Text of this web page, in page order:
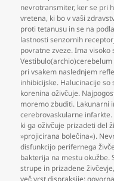
nevrotransmiter, ker se pri
vretena, ki bo v vaši
proti tetanusu in se na
lastnosti senzornih
povratne zveze. Ima
pri vsakem naslednjem
inhibicijske. Halucinacije
korenina oživčuje.
moremo zbuditi. Lakunarni
cerebrovaskularne
ki ga oživčuje prizadeti del
»projicirana bolečina«).
disfunkcijo perifernega
bakterija na mestu okužbe.
strupe in prizadene živčevje,
več vrst dispraksije: govorna